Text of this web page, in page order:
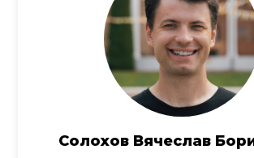
Солохов Вячеслав